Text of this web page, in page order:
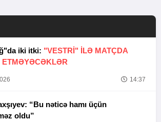
iki itki: "VESTRİ" İLƏ MATÇDA
ETMƏYƏCƏKLƏR
14:37
“Bu nəticə hamı üçün
oldu”